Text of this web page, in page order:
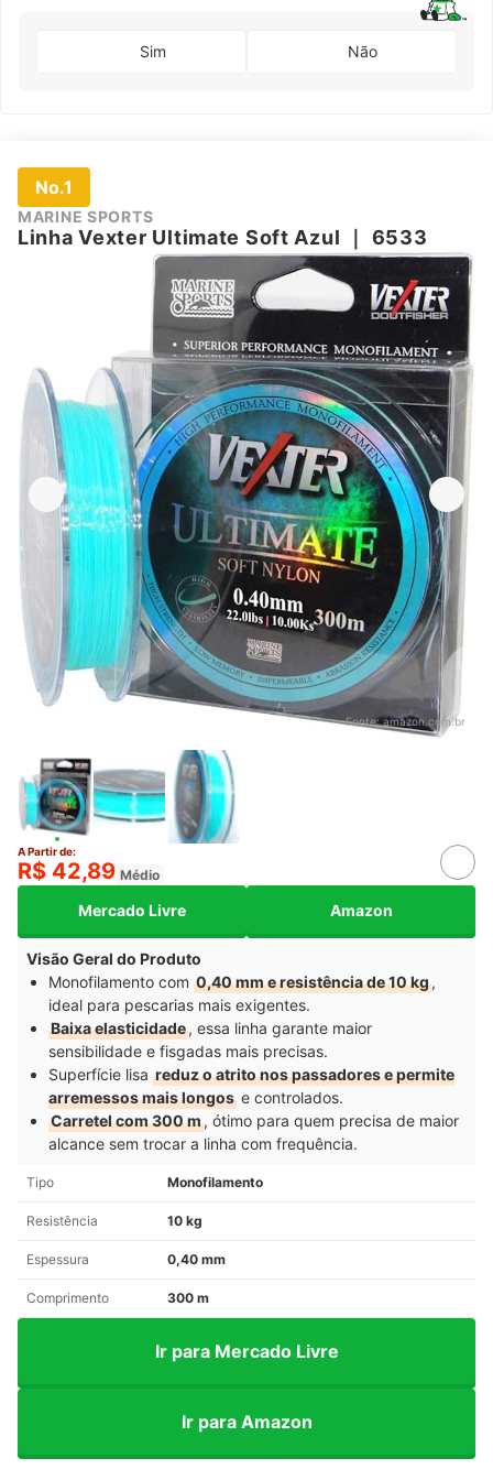
Sim Não
No.1
MARINE SPORTS
Linha Vexter Ultimate Soft Azul 6533
Fonte:amazon.com.br
A Partir de:
R$ 42,89 Médio
Mercado Livre Amazon
Visão Geral do Produto
Monofilamento com 0,40 mm e resistência de 10 kg,
ideal para pescarias mais exigentes.
Baixa elasticidade, essa linha garante maior
sensibilidade e fisgadas mais precisas.
Superfície lisa reduz o atrito nos passadores e permite
arremessos mais longos e controlados.
Carretel com 300 m, ótimo para quem precisa de maior
alcance sem trocar a linha com frequência.
Tipo Monofilamento
Resistência 10 kg
Espessura 0,40 mm
Comprimento 300 m
Ir para Mercado Livre
Ir para Amazon